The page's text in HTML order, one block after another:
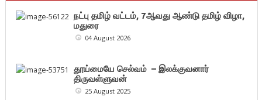
நட்பு தமிழ் வட்டம், 7ஆவது ஆண்டு தமிழ் விழா,
மதுரை
04 August 2026
தூய்மையே செல்வம் – இலக்குவனார்
திருவள்ளுவன்
25 August 2025